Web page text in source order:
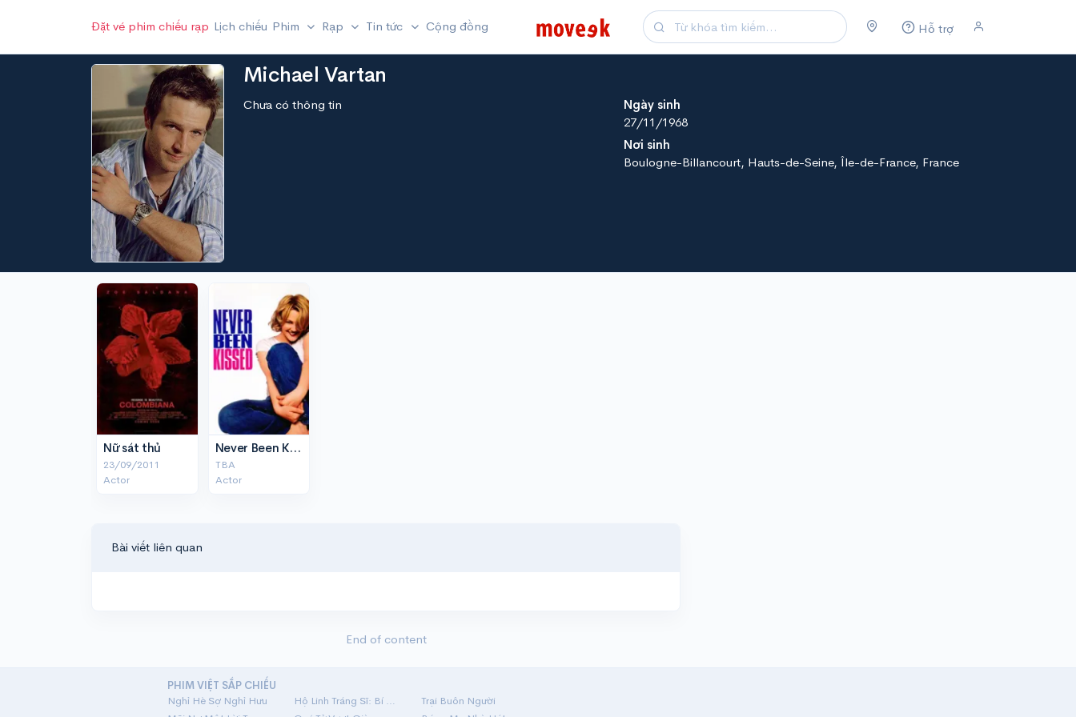
Hỗ trợ
Đặt vé phim chiếu rạp Lịch chiếu Phim Rạp Tin tức Cộng đồng
Michael Vartan
Chưa có thông tin
Ngày sinh
27/11/1968
Nơi sinh
Boulogne-Billancourt, Hauts-de-Seine, Île-de-France, France
Nữ sát thủ
23/09/2011
Actor
Never Been Kissed
TBA
Actor
Bài viết liên quan
End of content
PHIM VIỆT SẮP CHIẾU
Nghỉ Hè Sợ Nghỉ Hưu
Hộ Linh Tráng Sĩ: Bí Ẩn Mộ Vua Đinh
Trại Buôn Người